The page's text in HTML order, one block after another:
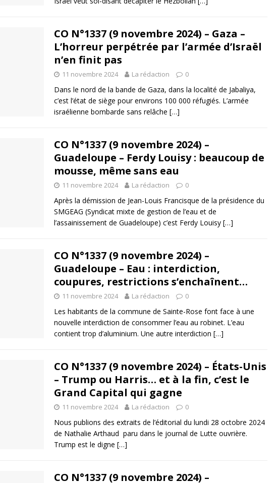
CO N°1337 (9 novembre 2024) – Gaza –
L’horreur perpétrée par l’armée d’Israël
n’en finit pas
11 novembre 2024 La rédaction 0
Dans le nord de la bande de Gaza, dans la localité de Jabaliya,
c’est l’état de siège pour environs 100 000 réfugiés. L’armée
israélienne bombarde sans relâche […]
CO N°1337 (9 novembre 2024) –
Guadeloupe – Ferdy Louisy : beaucoup de
mousse, même sans eau
11 novembre 2024 La rédaction 0
Après la démission de Jean-Louis Francisque de la présidence du
SMGEAG (Syndicat mixte de gestion de l’eau et de
l’assainissement de Guadeloupe) c’est Ferdy Louisy […]
CO N°1337 (9 novembre 2024) –
Guadeloupe – Eau : interdiction,
coupures, restrictions s’enchaînent…
11 novembre 2024 La rédaction 0
Les habitants de la commune de Sainte-Rose font face à une
nouvelle interdiction de consommer l’eau au robinet. L’eau
contient trop d’aluminium. Une autre interdiction […]
CO N°1337 (9 novembre 2024) – États-Unis
– Trump ou Harris… et à la fin, c’est le
Grand Capital qui gagne
11 novembre 2024 La rédaction 0
Nous publions des extraits de l’éditorial du lundi 28 octobre 2024
de Nathalie Arthaud paru dans le journal de Lutte ouvrière.
Trump est le digne […]
CO N°1337 (9 novembre 2024) –